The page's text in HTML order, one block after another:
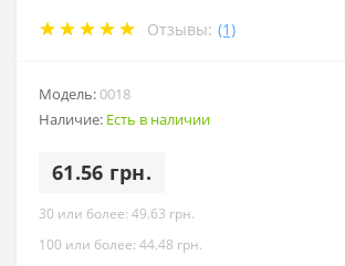
Отзывы: (1)
Модель:0018
Наличие: Есть в наличии
61.56 грн.
30 или более: 49.63 грн.
100 или более: 44.48 грн.